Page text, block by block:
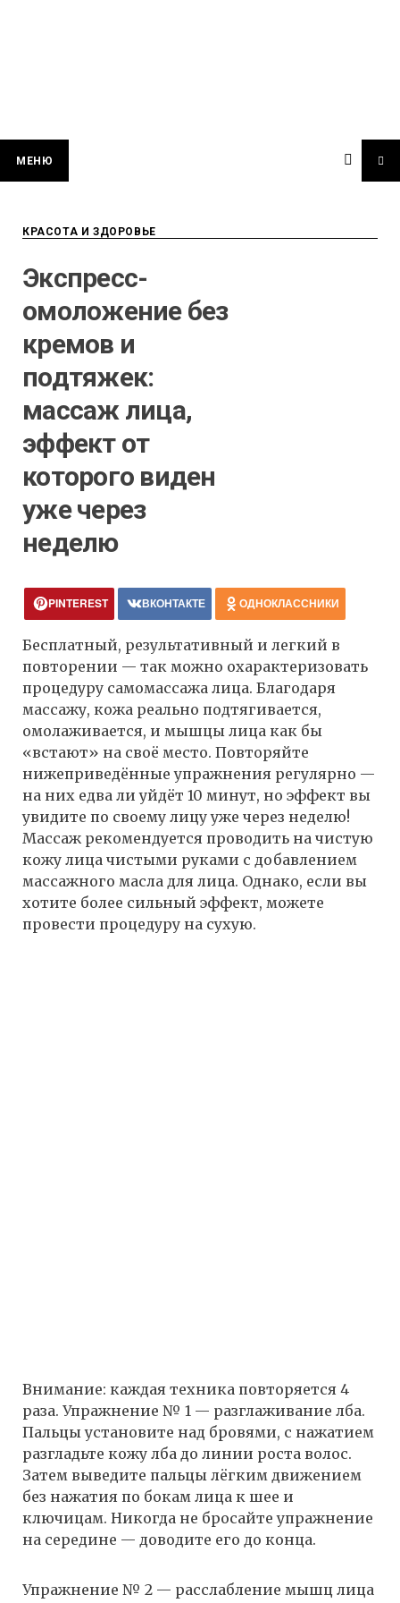
МЕНЮ
КРАСОТА И ЗДОРОВЬЕ
Экспресс-
омоложение без
кремов и
подтяжек:
массаж лица,
эффект от
которого виден
уже через
неделю
PINTEREST ВКОНТАКТЕ ОДНОКЛАССНИКИ
Бесплатный, результативный и легкий в
повторении — так можно охарактеризовать
процедуру самомассажа лица. Благодаря
массажу, кожа реально подтягивается,
омолаживается, и мышцы лица как бы
«встают» на своё место. Повторяйте
нижеприведённые упражнения регулярно —
на них едва ли уйдёт 10 минут, но эффект вы
увидите по своему лицу уже через неделю!
Массаж рекомендуется проводить на чистую
кожу лица чистыми руками с добавлением
массажного масла для лица. Однако, если вы
хотите более сильный эффект, можете
провести процедуру на сухую.
Внимание: каждая техника повторяется 4
раза. Упражнение № 1 — разглаживание лба.
Пальцы установите над бровями, с нажатием
разгладьте кожу лба до линии роста волос.
Затем выведите пальцы лёгким движением
без нажатия по бокам лица к шее и
ключицам. Никогда не бросайте упражнение
на середине — доводите его до конца.
Упражнение № 2 — расслабление мышц лица